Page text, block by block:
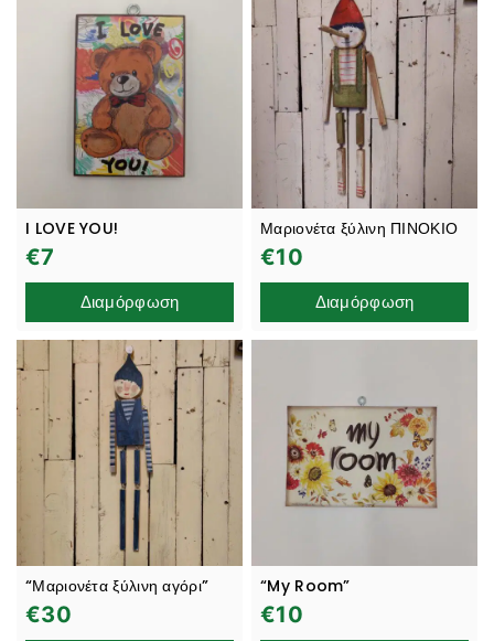
I LOVE YOU!
€7
Διαμόρφωση
Μαριονέτα ξύλινη ΠΙΝΟΚΙΟ
€10
Διαμόρφωση
“Μαριονέτα ξύλινη αγόρι”
€30
“My Room”
€10